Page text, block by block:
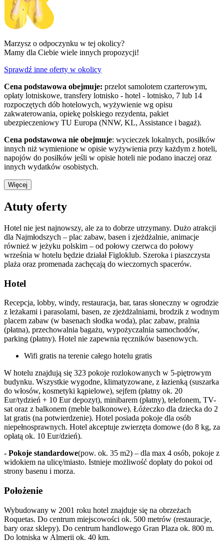
Marzysz o odpoczynku w tej okolicy?
Mamy dla Ciebie wiele innych propozycji!
Sprawdź inne oferty w okolicy
Cena podstawowa obejmuje: przelot samolotem czarterowym,
opłaty lotniskowe, transfery lotnisko - hotel - lotnisko, 7 lub 14
rozpoczętych dób hotelowych, wyżywienie wg opisu
zakwaterowania, opiekę polskiego rezydenta, pakiet
ubezpieczeniowy TU Europa (NNW, KL, Assistance i bagaż).
Cena podstawowa nie obejmuje: wycieczek lokalnych, posiłków
innych niż wymienione w opisie wyżywienia przy każdym z hoteli,
napojów do posiłków jeśli w opisie hoteli nie podano inaczej oraz
innych wydatków osobistych.
Więcej
Atuty oferty
Hotel nie jest najnowszy, ale za to dobrze utrzymany. Dużo atrakcji
dla Najmłodszych – plac zabaw, basen i zjeżdżalnie, animacje
również w jeżyku polskim – od połowy czerwca do połowy
września w hotelu będzie działał Figloklub. Szeroka i piaszczysta
plaża oraz promenada zachęcają do wieczornych spacerów.
Hotel
Recepcja, lobby, windy, restauracja, bar, taras słoneczny w ogrodzie
z leżakami i parasolami, basen, ze zjeżdżalniami, brodzik z wodnym
placem zabaw (w basenach słodka woda), plac zabaw, pralnia
(płatna), przechowalnia bagażu, wypożyczalnia samochodów,
parking (płatny). Hotel nie zapewnia ręczników basenowych.
Wifi gratis na terenie całego hotelu gratis
W hotelu znajdują się 323 pokoje rozlokowanych w 5-piętrowym
budynku. Wszystkie wygodne, klimatyzowane, z łazienką (suszarka
do włosów, kosmetyki kąpielowe), sejfem (płatny ok. 20
Eur/tydzień + 10 Eur depozyt), minibarem (płatny), telefonem, TV-
sat oraz z balkonem (meble balkonowe). Łóżeczko dla dziecka do 2
lat gratis (na potwierdzenie). Hotel posiada pokoje dla osób
niepełnosprawnych. Hotel akceptuje zwierzęta domowe (do 8 kg, za
opłatą ok. 10 Eur/dzień).
- Pokoje standardowe(pow. ok. 35 m2) – dla max 4 osób, pokoje z
widokiem na ulicę/miasto. Istnieje możliwość dopłaty do pokoi od
strony basenu i morza.
Położenie
Wybudowany w 2001 roku hotel znajduje się na obrzeżach
Roquetas. Do centrum miejscowości ok. 500 metrów (restauracje,
bary oraz sklepy). Do centrum handlowego Gran Plaza ok. 800 m.
Do lotniska w Almerii ok. 40 km.